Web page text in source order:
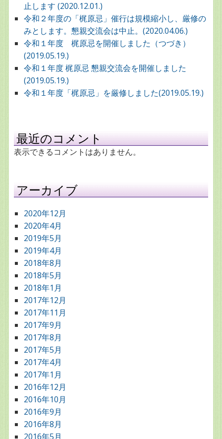
止します (2020.12.01.)
令和２年度の「梶原忌」催行は規模縮小し、厳修の
みとします。懇親交流会は中止。(2020.04.06.)
令和１年度 梶原忌を開催しました（つづき）
(2019.05.19.)
令和１年度 梶原忌 懇親交流会を開催しました
(2019.05.19.)
令和１年度「梶原忌」を厳修しました(2019.05.19.)
最近のコメント
表示できるコメントはありません。
アーカイブ
2020年12月
2020年4月
2019年5月
2019年4月
2018年8月
2018年5月
2018年1月
2017年12月
2017年11月
2017年9月
2017年8月
2017年5月
2017年4月
2017年1月
2016年12月
2016年10月
2016年9月
2016年8月
2016年5月